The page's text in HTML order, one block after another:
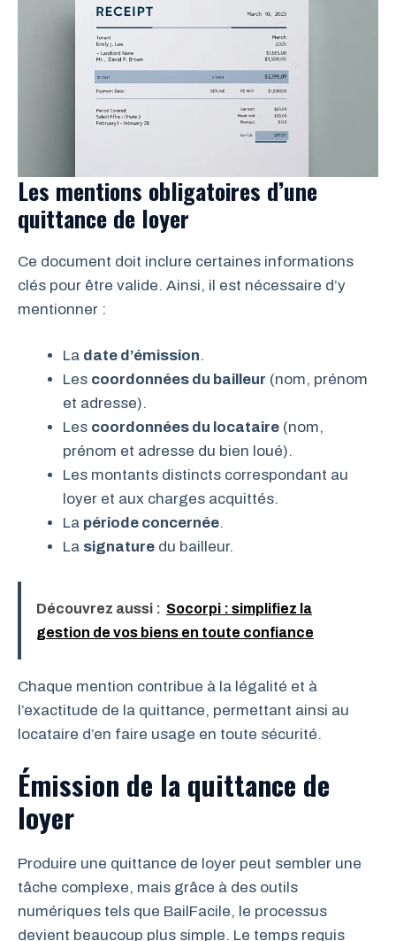
Les mentions obligatoires d’une
quittance de loyer
Ce document doit inclure certaines informations
clés pour être valide. Ainsi, il est nécessaire d’y
mentionner :
La date d’émission.
Les coordonnées du bailleur (nom, prénom
et adresse).
Les coordonnées du locataire (nom,
prénom et adresse du bien loué).
Les montants distincts correspondant au
loyer et aux charges acquittés.
La période concernée.
La signature du bailleur.
Découvrez aussi : Socorpi : simplifiez la
gestion de vos biens en toute confiance
Chaque mention contribue à la légalité et à
l’exactitude de la quittance, permettant ainsi au
locataire d’en faire usage en toute sécurité.
Émission de la quittance de
loyer
Produire une quittance de loyer peut sembler une
tâche complexe, mais grâce à des outils
numériques tels que BailFacile, le processus
devient beaucoup plus simple. Le temps requis